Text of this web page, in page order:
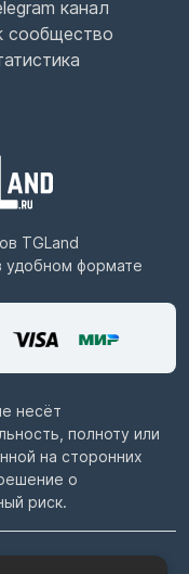
канал
сообщество
TGLand
удобном формате
несёт
полноту или
на сторонних
о
риск.